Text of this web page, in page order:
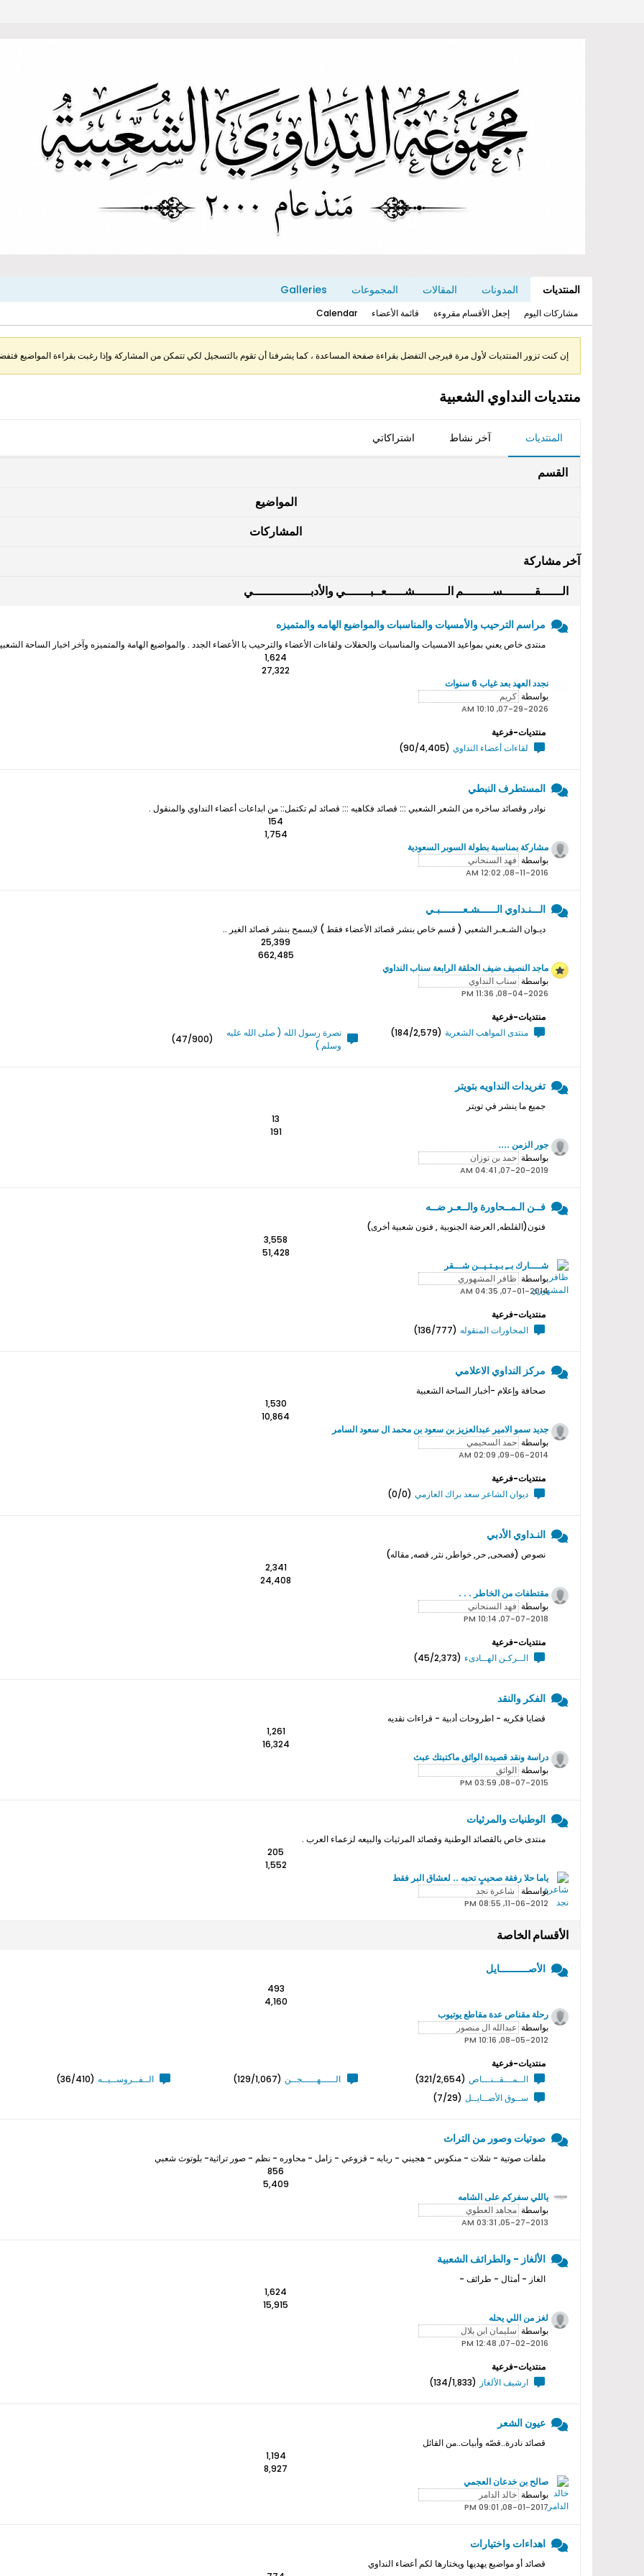
المنتديات المدونات المقالات المجموعات Galleries
مشاركات اليوم إجعل الأقسام مقروءة قائمة الأعضاء Calendar
إن كنت تزور المنتديات لأول مرة فيرجى التفضل بقراءة صفحة المساعدة ، كما يشرفنا أن تقوم بالتسجيل لكي تتمكن من المشاركة وإذا رغبت بقراءة المواضيع
منتديات النداوي الشعبية
المنتديات آخر نشاط اشتراكاتي
القسم
المواضيع
المشاركات
آخر مشاركة
الــــــقـــــــــســــــــم الـــــــــشـــــعــبـــــــي والأدبــــــــــــــــي
مراسم الترحيب والأمسيات والمناسبات والمواضيع الهامه والمتميزه
منتدى خاص يعني بمواعيد الامسيات والمناسبات والحفلات ولقاءات الأعضاء والترحيب با الأعضاء الجدد . والمواضيع الهامة والمتميزه وآخر اخبار الساحة
1,624
27,322
نجدد العهد بعد غياب 6 سنوات
بواسطة
07-29-2026, 10:10 AM
منتديات-فرعية
لقاءات أعضاء النداوي (90/4,405)
المستطرف النبطي
نوادر وقصائد ساخره من الشعر الشعبي ::: قصائد فكاهيه ::: قصائد لم تكتمل:: من ابداعات أعضاء النداوي والمنقول .
154
1,754
مشاركة بمناسبة بطولة السوبر السعودية
بواسطة
08-11-2016, 12:02 AM
الـــنـداوي الــــــشـعــــــــبـي
ديـوان الشـعـر الشعبي ( قسم خاص بنشر قصائد الأعضاء فقط ) لايسمح بنشر قصائد الغير ..
25,399
662,485
ماجد النصيف ضيف الحلقة الرابعة سناب النداوي
بواسطة
08-04-2026, 11:36 PM
منتديات-فرعية
منتدى المواهب الشعرية (184/2,579)
نصرة رسول الله ( صلى الله عليه
وسلم )
(47/900)
تغريدات النداويه بتويتر
جميع ما ينشر في تويتر
13
191
جور الزمن ....
بواسطة
07-20-2019, 04:41 AM
فــن الـمــحاورة والــعـر ضــه
فنون(القلطه, العرضة الجنوبية , فنون شعبية أخرى)
3,558
51,428
شــــارك بــِ بـيـتـيــن شـــقر
بواسطة
07-01-2014, 04:35 AM
منتديات-فرعية
المحاورات المنقوله (136/777)
مركز النداوي الاعلامي
صحافة وإعلام -أخبار الساحة الشعبية
1,530
10,864
جديد سمو اﻻمير عبدالعزيز بن سعود بن محمد ال سعود السامر
بواسطة
09-06-2014, 02:09 AM
منتديات-فرعية
ديوان الشاعر سعد براك العازمي (0/0)
النـداوي الأدبي
نصوص (فصحى, حر, خواطر, نثر, قصه, مقاله)
2,341
24,408
مقتطفات من الخاطر . . .
بواسطة
07-07-2018, 10:14 PM
منتديات-فرعية
الــركـن الهــادىء (45/2,373)
الفكر والنقد
قضايا فكريه - اطروحات أدبية - قراءات نقديه
1,261
16,324
دراسة ونقد قصيدة الواثق ماكتبتك عبث
بواسطة
08-07-2015, 03:59 PM
الوطنيات والمرثيات
منتدى خاص بالقصائد الوطنية وقصائد المرثيات والبيعه لزعماء العرب .
205
1,552
ياما حلا رفقة صحيبٍ تحبه .. لعشاق البر فقط
بواسطة
11-06-2012, 08:55 PM
الأقسام الخاصة
الأصــــــــــايل
493
4,160
رحلة مقناص عدة مقاطع يوتيوب
بواسطة
08-05-2012, 10:16 PM
منتديات-فرعية
الــمـــقــنـــاص (321/2,654) الـــــهـــــجــن (129/1,067) الــفــروســيــه (36/410)
ســوق الأصــايــل (7/29)
صوتيات وصور من التراث
ملفات صوتية - شلات - منكوس - هجيني - ربابه - قزوعي - زامل - محاوره - نظم - صور تراثية- بلوتوث شعبي
856
5,409
ياللي سفركم على الشامه
بواسطة
05-27-2013, 03:31 AM
الألغاز - والطرائف الشعبية
الغاز - أمثال - طرائف -
1,624
15,915
لغز من اللي يحله
بواسطة
07-02-2016, 12:48 PM
منتديات-فرعية
ارشيف الألغاز (134/1,833)
عيون الشعر
قصائد نادرة..قصّه وأبيات..من القائل
1,194
8,927
صالح بن خدعان العجمي
بواسطة
08-01-2017, 09:01 PM
اهداءات واختيارات
قصائد أو مواضيع يهديها ويختارها لكم أعضاء النداوي